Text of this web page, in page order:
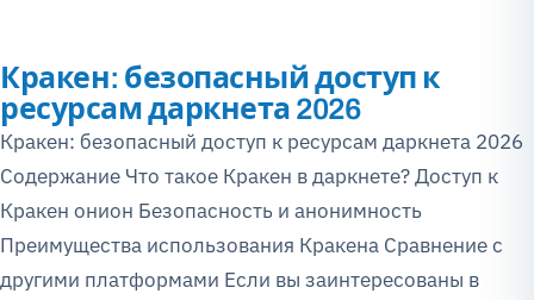
Кракен: безопасный доступ к
ресурсам даркнета 2026
Кракен: безопасный доступ к ресурсам даркнета 2026
Содержание Что такое Кракен в даркнете? Доступ к
Кракен онион Безопасность и анонимность
Преимущества использования Кракена Сравнение с
другими платформами Если вы заинтересованы в